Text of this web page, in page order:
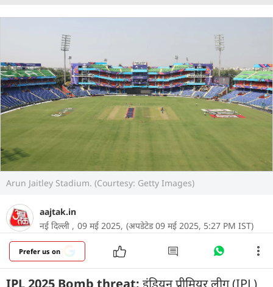
Arun Jaitley Stadium. (Courtesy: Getty Images)
aajtak.in
नई दिल्ली , 09 मई 2025, (अपडेटेड 09 मई 2025, 5:27 PM IST)
Prefer us on
IPL 2025 Bomb threat: इंडियन प्रीमियर लीग (IPL)